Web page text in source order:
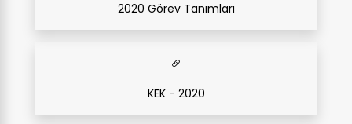
2020 Görev Tanımları
KEK - 2020